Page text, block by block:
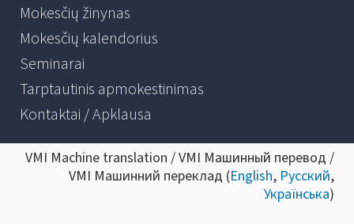
Mokesčių žinynas
Mokesčių kalendorius
Seminarai
Tarptautinis apmokestinimas
Kontaktai / Apklausa
VMI Machine translation / VMI Машинный перевод /
VMI Машинний переклад (English, Русский,
Українська)